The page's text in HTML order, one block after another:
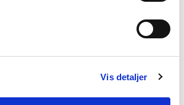
Vis detaljer